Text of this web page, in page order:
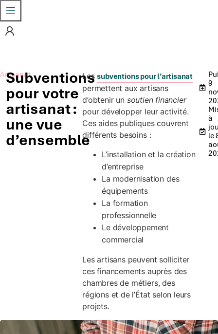
Artisanat
Subventions
pour votre
artisanat :
une vue
d’ensemble
Lessubventions pour l’artisanat
permettent aux artisans
d’obtenir un soutien financier
pour développer leur activité.
Ces aides publiques couvrent
différents besoins :
L’installation et la création
d’entreprise
La modernisation des
équipements
La formation
professionnelle
Le développement
commercial
Les artisans peuvent solliciter
ces financements auprès des
chambres de métiers, des
régions et de l’État selon leurs
projets.
9
à
le